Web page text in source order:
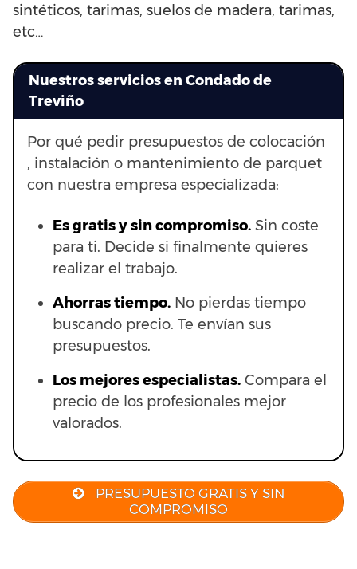
sintéticos, tarimas, suelos de madera, tarimas,
etc…
Nuestros servicios en Condado de
Treviño
Por qué pedir presupuestos de colocación
, instalación o mantenimiento de parquet
con nuestra empresa especializada:
Es gratis y sin compromiso. Sin coste
para ti. Decide si finalmente quieres
realizar el trabajo.
Ahorras tiempo. No pierdas tiempo
buscando precio. Te envían sus
presupuestos.
Los mejores especialistas. Compara el
precio de los profesionales mejor
valorados.
PRESUPUESTO GRATIS Y SIN
COMPROMISO